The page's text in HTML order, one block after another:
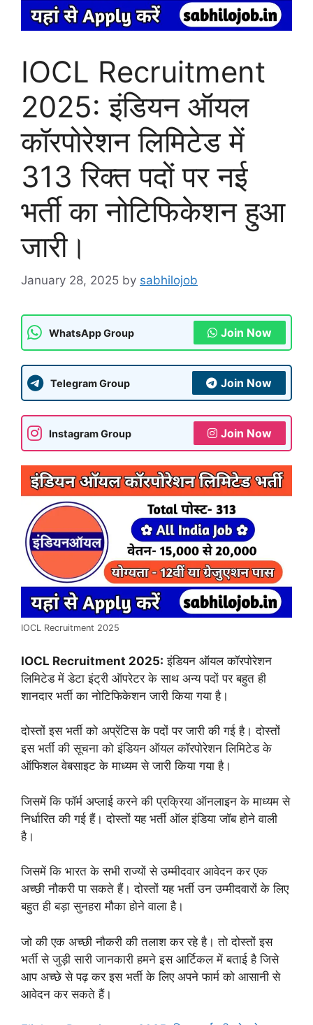
IOCL Recruitment
2025: इंडियन ऑयल
कॉरपोरेशन लिमिटेड में
313 रिक्त पदों पर नई
भर्ती का नोटिफिकेशन हुआ
जारी।
January 28, 2025 by sabhilojob
WhatsApp Group Join Now
Telegram Group Join Now
Instagram Group Join Now
IOCL Recruitment 2025
IOCL Recruitment 2025: इंडियन ऑयल कॉरपोरेशन
लिमिटेड में डेटा इंट्री ऑपरेटर के साथ अन्य पदों पर बहुत ही
शानदार भर्ती का नोटिफिकेशन जारी किया गया है।
दोस्तों इस भर्ती को अप्रेंटिस के पदों पर जारी की गई है। दोस्तों
इस भर्ती की सूचना को इंडियन ऑयल कॉरपोरेशन लिमिटेड के
ऑफिशल वेबसाइट के माध्यम से जारी किया गया है।
जिसमें कि फॉर्म अप्लाई करने की प्रक्रिया ऑनलाइन के माध्यम से
निर्धारित की गई हैं। दोस्तों यह भर्ती ऑल इंडिया जॉब होने वाली
है।
जिसमें कि भारत के सभी राज्यों से उम्मीदवार आवेदन कर एक
अच्छी नौकरी पा सकते हैं। दोस्तों यह भर्ती उन उम्मीदवारों के लिए
बहुत ही बड़ा सुनहरा मौका होने वाला है।
जो की एक अच्छी नौकरी की तलाश कर रहे है। तो दोस्तों इस
भर्ती से जुड़ी सारी जानकारी हमने इस आर्टिकल में बताई है जिसे
आप अच्छे से पढ़ कर इस भर्ती के लिए अपने फार्म को आसानी से
आवेदन कर सकते हैं।